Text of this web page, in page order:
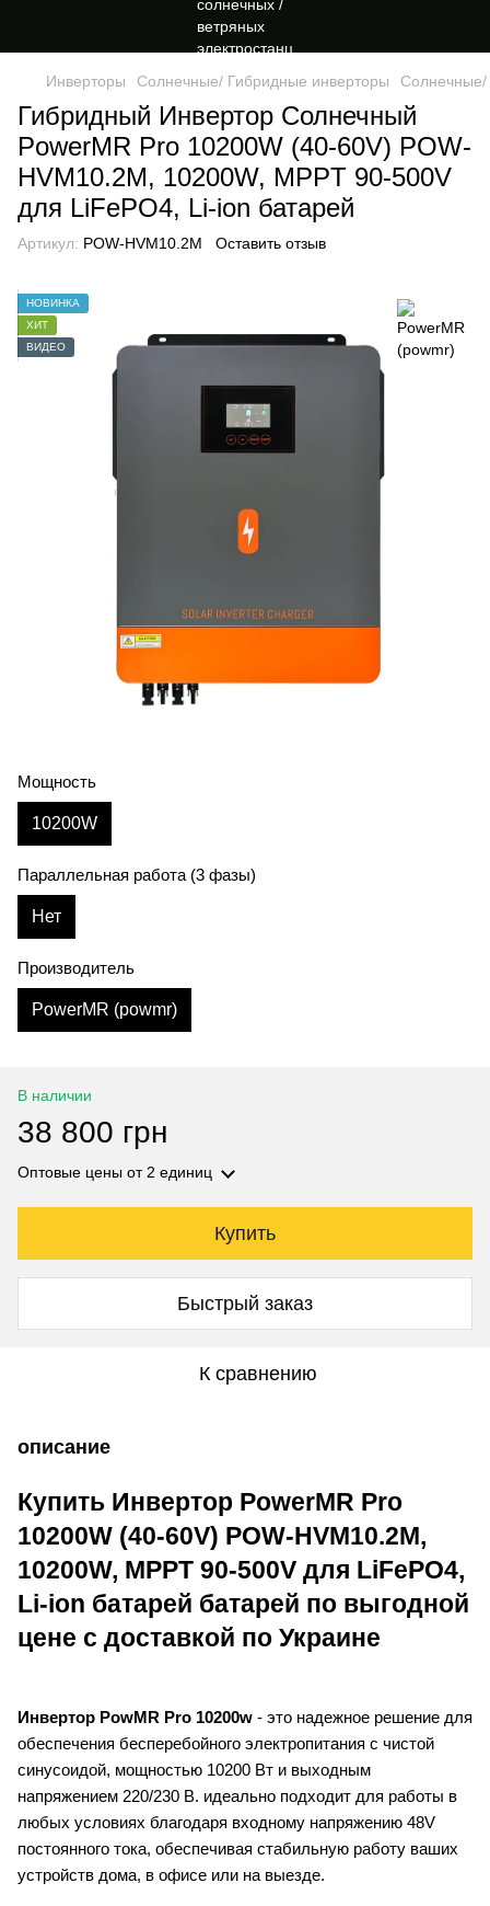
Инверторы Солнечные/ Гибридные инверторы Солнечные/
Гибридный Инвертор Солнечный
PowerMR Pro 10200W (40-60V) POW-
HVM10.2M, 10200W, MPPT 90-500V
для LiFePO4, Li-ion батарей
Артикул: POW-HVM10.2M Оставить отзыв
НОВИНКА
ХИТ
ВИДЕО
Мощность
10200W
Параллельная работа (3 фазы)
Нет
Производитель
PowerMR (powmr)
В наличии
38 800 грн
Оптовые цены от 2 единиц
Купить
Быстрый заказ
К сравнению
описание
Купить Инвертор PowerMR Pro
10200W (40-60V) POW-HVM10.2M,
10200W, MPPT 90-500V для LiFePO4,
Li-ion батарей батарей по выгодной
цене с доставкой по Украине
Инвертор PowMR Pro 10200w - это надежное решение для
обеспечения бесперебойного электропитания с чистой
синусоидой, мощностью 10200 Вт и выходным
напряжением 220/230 В. идеально подходит для работы в
любых условиях благодаря входному напряжению 48V
постоянного тока, обеспечивая стабильную работу ваших
устройств дома, в офисе или на выезде.